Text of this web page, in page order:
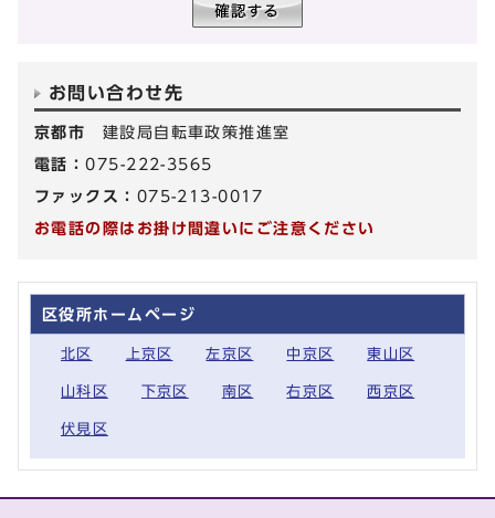
お問い合わせ先
京都市 建設局自転車政策推進室
電話：075-222-3565
ファックス： 075-213-0017
お電話の際はお掛け間違いにご注意ください
区役所ホームページ
北区 上京区 左京区 中京区 東山区
山科区 下京区 南区 右京区 西京区
伏見区